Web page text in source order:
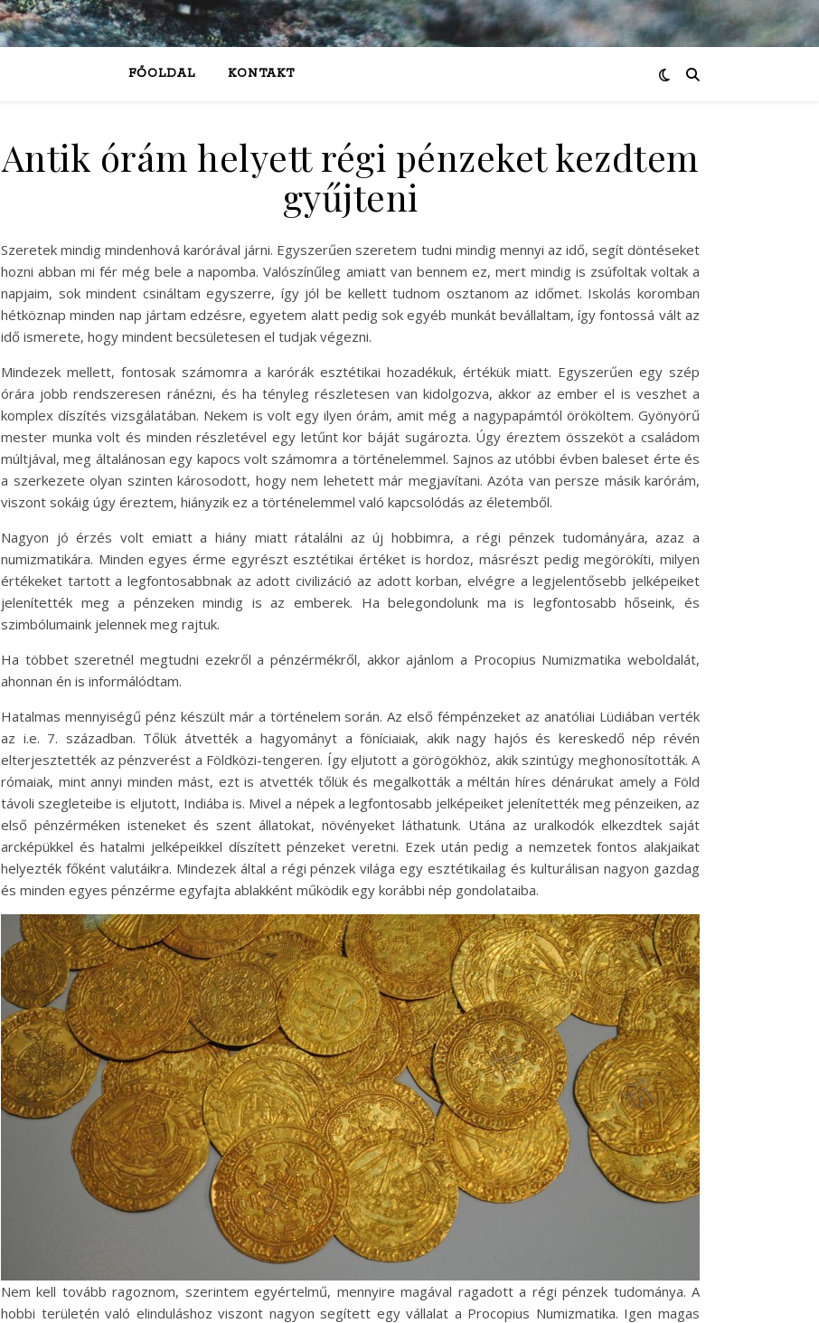
FŐOLDAL KONTAKT
Antik órám helyett régi pénzeket kezdtem
gyűjteni
Szeretek mindig mindenhová karórával járni. Egyszerűen szeretem tudni mindig mennyi az idő, segít döntéseket
hozni abban mi fér még bele a napomba. Valószínűleg amiatt van bennem ez, mert mindig is zsúfoltak voltak a
napjaim, sok mindent csináltam egyszerre, így jól be kellett tudnom osztanom az időmet. Iskolás koromban
hétköznap minden nap jártam edzésre, egyetem alatt pedig sok egyéb munkát bevállaltam, így fontossá vált az
idő ismerete, hogy mindent becsületesen el tudjak végezni.
Mindezek mellett, fontosak számomra a karórák esztétikai hozadékuk, értékük miatt. Egyszerűen egy szép
órára jobb rendszeresen ránézni, és ha tényleg részletesen van kidolgozva, akkor az ember el is veszhet a
komplex díszítés vizsgálatában. Nekem is volt egy ilyen órám, amit még a nagypapámtól örököltem. Gyönyörű
mester munka volt és minden részletével egy letűnt kor báját sugározta. Úgy éreztem összeköt a családom
múltjával, meg általánosan egy kapocs volt számomra a történelemmel. Sajnos az utóbbi évben baleset érte és
a szerkezete olyan szinten károsodott, hogy nem lehetett már megjavítani. Azóta van persze másik karórám,
viszont sokáig úgy éreztem, hiányzik ez a történelemmel való kapcsolódás az életemből.
Nagyon jó érzés volt emiatt a hiány miatt rátalálni az új hobbimra, a régi pénzek tudományára, azaz a
numizmatikára. Minden egyes érme egyrészt esztétikai értéket is hordoz, másrészt pedig megörökíti, milyen
értékeket tartott a legfontosabbnak az adott civilizáció az adott korban, elvégre a legjelentősebb jelképeiket
jelenítették meg a pénzeken mindig is az emberek. Ha belegondolunk ma is legfontosabb hőseink, és
szimbólumaink jelennek meg rajtuk.
Ha többet szeretnél megtudni ezekről a pénzérmékről, akkor ajánlom a Procopius Numizmatika weboldalát,
ahonnan én is informálódtam.
Hatalmas mennyiségű pénz készült már a történelem során. Az első fémpénzeket az anatóliai Lüdiában verték
az i.e. 7. században. Tőlük átvették a hagyományt a föníciaiak, akik nagy hajós és kereskedő nép révén
elterjesztették az pénzverést a Földközi-tengeren. Így eljutott a görögökhöz, akik szintúgy meghonosították. A
rómaiak, mint annyi minden mást, ezt is atvették tőlük és megalkották a méltán híres dénárukat amely a Föld
távoli szegleteibe is eljutott, Indiába is. Mivel a népek a legfontosabb jelképeiket jelenítették meg pénzeiken, az
első pénzérméken isteneket és szent állatokat, növényeket láthatunk. Utána az uralkodók elkezdtek saját
arcképükkel és hatalmi jelképeikkel díszített pénzeket veretni. Ezek után pedig a nemzetek fontos alakjaikat
helyezték főként valutáikra. Mindezek által a régi pénzek világa egy esztétikailag és kulturálisan nagyon gazdag
és minden egyes pénzérme egyfajta ablakként működik egy korábbi nép gondolataiba.
Nem kell tovább ragoznom, szerintem egyértelmű, mennyire magával ragadott a régi pénzek tudománya. A
hobbi területén való elinduláshoz viszont nagyon segített egy vállalat a Procopius Numizmatika. Igen magas